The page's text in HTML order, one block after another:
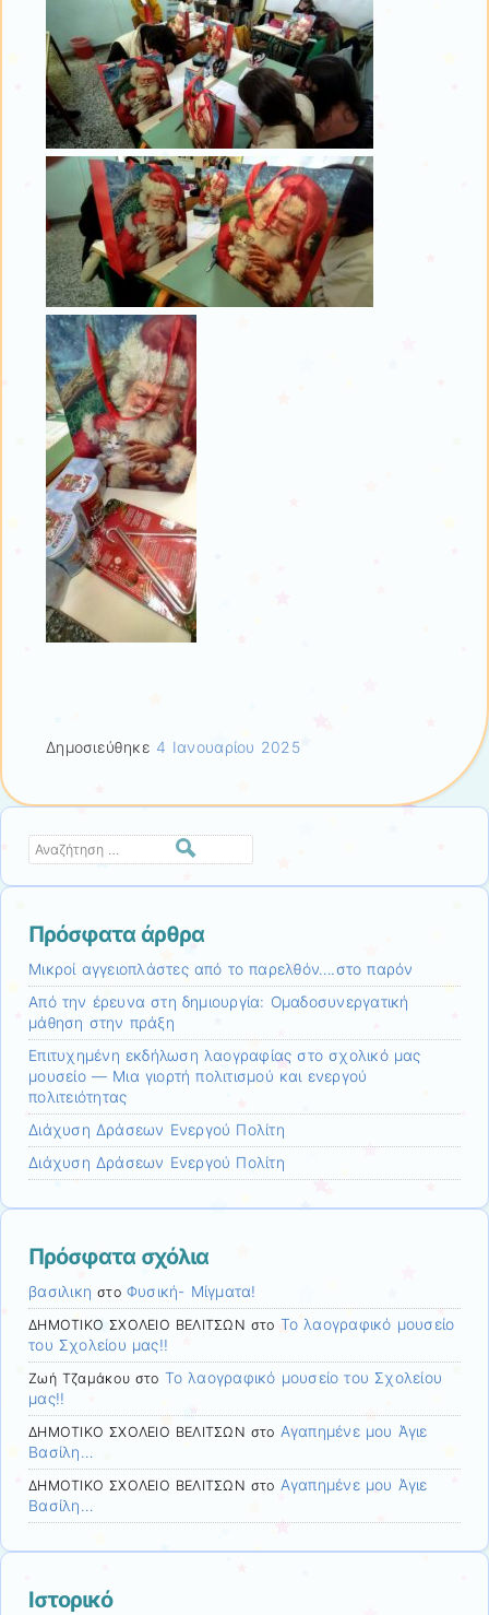
Δημοσιεύθηκε 4 Ιανουαρίου 2025
Αναζήτηση
Πρόσφατα άρθρα
Μικροί αγγειοπλάστες από το παρελθόν….στο παρόν
Από την έρευνα στη δημιουργία: Ομαδοσυνεργατική
μάθηση στην πράξη
Επιτυχημένη εκδήλωση λαογραφίας στο σχολικό μας
μουσείο — Μια γιορτή πολιτισμού και ενεργού
πολιτειότητας
Διάχυση Δράσεων Ενεργού Πολίτη
Διάχυση Δράσεων Ενεργού Πολίτη
Πρόσφατα σχόλια
βασιλικη στο Φυσική- Μίγματα!
ΔΗΜΟΤΙΚΟ ΣΧΟΛΕΙΟ ΒΕΛΙΤΣΩΝ στο Το λαογραφικό μουσείο
του Σχολείου μας!!
Ζωή Τζαμάκουστο Το λαογραφικό μουσείο του Σχολείου
μας!!
ΔΗΜΟΤΙΚΟ ΣΧΟΛΕΙΟ ΒΕΛΙΤΣΩΝ στο Αγαπημένε μου Άγιε
Βασίλη…
ΔΗΜΟΤΙΚΟ ΣΧΟΛΕΙΟ ΒΕΛΙΤΣΩΝ στο Αγαπημένε μου Άγιε
Βασίλη…
Ιστορικό